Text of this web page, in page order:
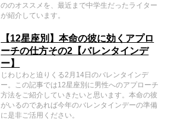
ののオススメを、最近まで中学生だったライター
が紹介しています。
【12星座別】本命の彼に効くアプロ
ーチの仕方その2【バレンタインデ
ー】
じわじわと迫りくる2月14日のバレンタインデ
ー。この記事では12星座別に男性へのアプローチ
方法をご紹介していきたいと思います。本命の彼
がいるのであれば今年のバレンタインデーの準備
に是非ご活用ください。